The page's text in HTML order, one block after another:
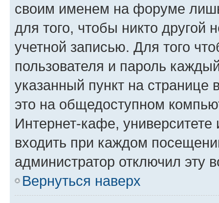
своим именем на форуме
для того, чтобы никто другой
учетной записью. Для того
пользователя и пароль
указанный пункт на
это на общедоступном
Интернет-кафе, университете
входить при каждом
администратор отключил эту
Вернуться наверх